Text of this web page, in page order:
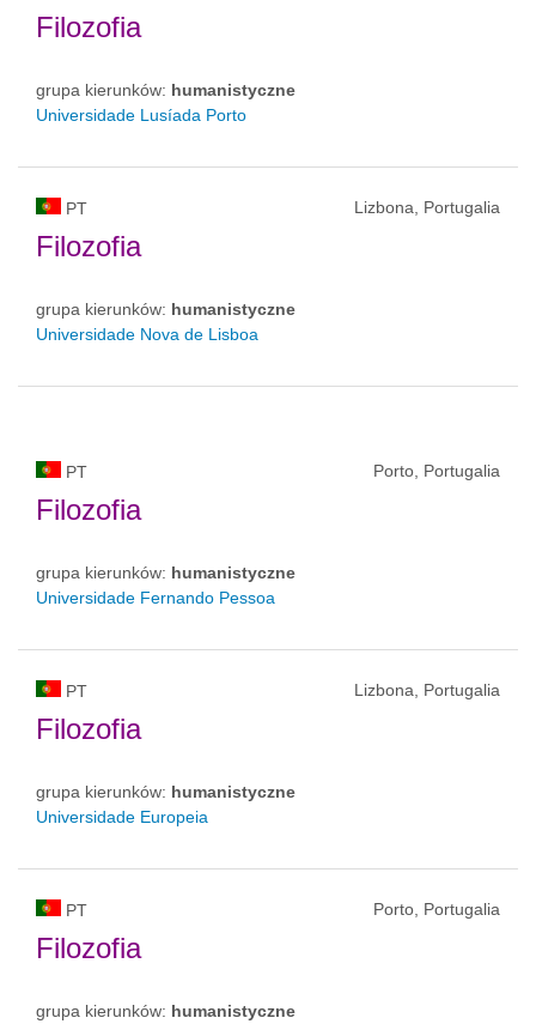
Filozofia
grupa kierunków: humanistyczne
Universidade Lusíada Porto
PT Lizbona, Portugalia
Filozofia
grupa kierunków: humanistyczne
Universidade Nova de Lisboa
PT Porto, Portugalia
Filozofia
grupa kierunków: humanistyczne
Universidade Fernando Pessoa
PT Lizbona, Portugalia
Filozofia
grupa kierunków: humanistyczne
Universidade Europeia
PT Porto, Portugalia
Filozofia
grupa kierunków: humanistyczne